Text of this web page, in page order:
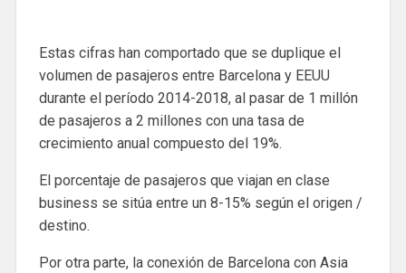
Estas cifras han comportado que se duplique el
volumen de pasajeros entre Barcelona y EEUU
durante el período 2014-2018, al pasar de 1 millón
de pasajeros a 2 millones con una tasa de
crecimiento anual compuesto del 19%.
El porcentaje de pasajeros que viajan en clase
business se sitúa entre un 8-15% según el origen /
destino.
Por otra parte, la conexión de Barcelona con Asia